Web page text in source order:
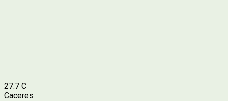
27.7 C
Caceres